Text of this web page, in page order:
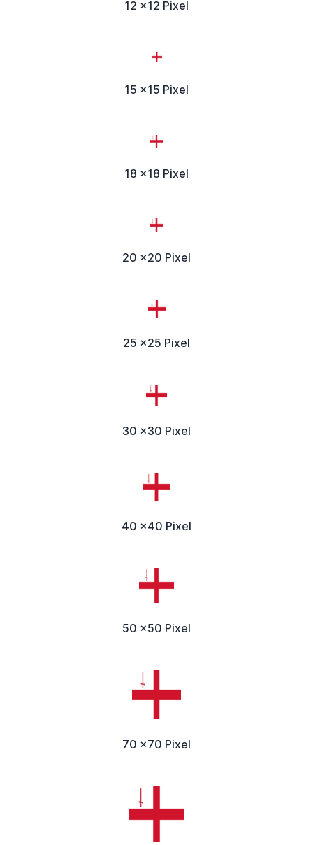
12 x12 Pixel
15 x15 Pixel
18 x18 Pixel
20 x20 Pixel
25 x25 Pixel
30 x30 Pixel
40 x40 Pixel
50 x50 Pixel
70 x70 Pixel